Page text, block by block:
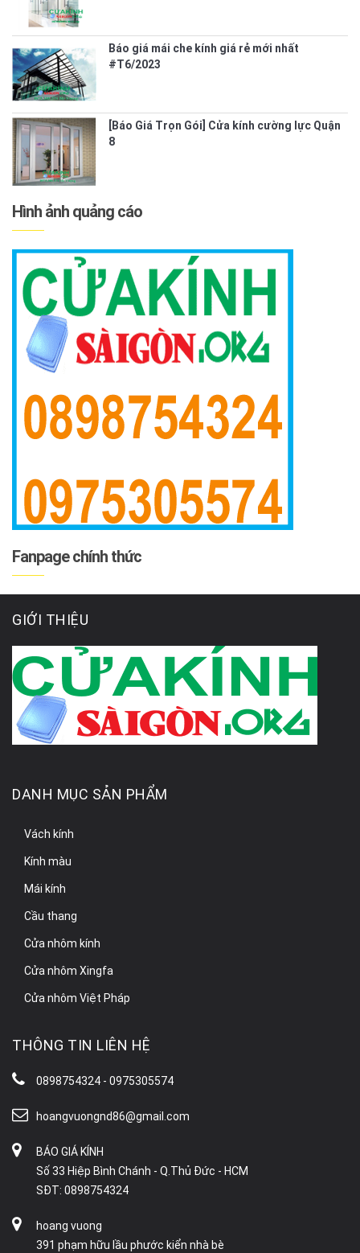
Báo giá mái che kính giá rẻ mới nhất
#T6/2023
[Báo Giá Trọn Gói] Cửa kính cường lực Quận
8
Hình ảnh quảng cáo
Fanpage chính thức
GIỚI THIỆU
DANH MỤC SẢN PHẨM
Vách kính
Kính màu
Mái kính
Cầu thang
Cửa nhôm kính
Cửa nhôm Xingfa
Cửa nhôm Việt Pháp
THÔNG TIN LIÊN HỆ
0898754324 - 0975305574
hoangvuongnd86@gmail.com
BÁO GIÁ KÍNH
Số 33 Hiệp Bình Chánh - Q.Thủ Đức - HCM
SĐT: 0898754324
hoang vuong
391 phạm hữu lầu phước kiển nhà bè